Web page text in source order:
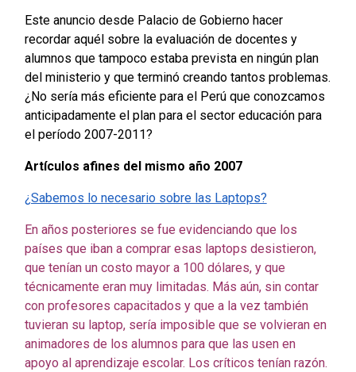
Este anuncio desde Palacio de Gobierno hacer
recordar aquél sobre la evaluación de docentes y
alumnos que tampoco estaba prevista en ningún plan
del ministerio y que terminó creando tantos problemas.
¿No sería más eficiente para el Perú que conozcamos
anticipadamente el plan para el sector educación para
el período 2007-2011?
Artículos afines del mismo año 2007
¿Sabemos lo necesario sobre las Laptops?
En años posteriores se fue evidenciando que los
países que iban a comprar esas laptops desistieron,
que tenían un costo mayor a 100 dólares, y que
técnicamente eran muy limitadas. Más aún, sin contar
con profesores capacitados y que a la vez también
tuvieran su laptop, sería imposible que se volvieran en
animadores de los alumnos para que las usen en
apoyo al aprendizaje escolar. Los críticos tenían razón.